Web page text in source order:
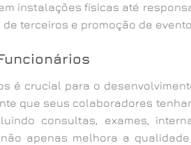
instalações físicas até
terceiros e promoção de
é crucial para o
que seus colaboradores
consultas, exames,
apenas melhora a